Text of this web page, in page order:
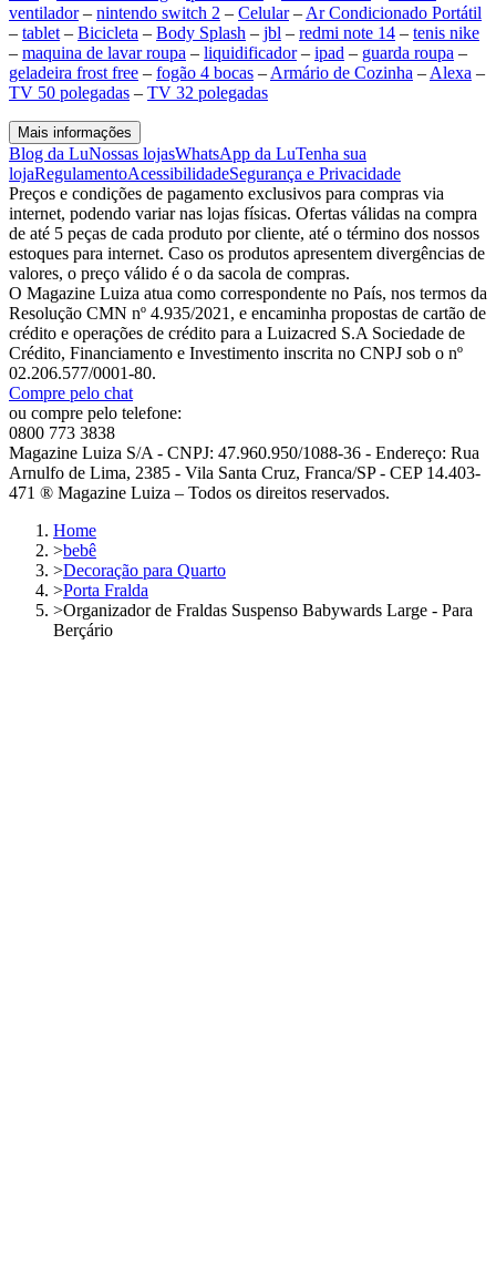
ventilador– nintendo switch 2 – Celular– Ar Condicionado Portátil
– tablet – Bicicleta – Body Splash – jbl – redmi note 14 – tenis nike
– maquina de lavar roupa – liquidificador– ipad – guarda roupa –
geladeira frost free – fogão 4 bocas – Armário de Cozinha – Alexa –
TV 50 polegadas – TV 32 polegadas
Mais informações
Blog da LuNossas lojasWhatsApp da LuTenha sua
lojaRegulamentoAcessibilidadeSegurança e Privacidade
Preços e condições de pagamento exclusivos para compras via
internet, podendo variar nas lojas físicas. Ofertas válidas na compra
de até 5 peças de cada produto por cliente, até o término dos nossos
estoques para internet. Caso os produtos apresentem divergências de
valores, o preço válido é o da sacola de compras.
O Magazine Luiza atua como correspondente no País, nos termos da
Resolução CMN nº 4.935/2021, e encaminha propostas de cartão de
crédito e operações de crédito para a Luizacred S.A Sociedade de
Crédito, Financiamento e Investimento inscrita no CNPJ sob o nº
02.206.577/0001-80.
Compre pelo chat
ou compre pelo telefone:
0800 773 3838
Magazine Luiza S/A - CNPJ: 47.960.950/1088-36 - Endereço: Rua
Arnulfo de Lima, 2385 - Vila Santa Cruz, Franca/SP - CEP 14.403-
471 ® Magazine Luiza – Todos os direitos reservados.
Home
>bebê
>Decoração para Quarto
>Porta Fralda
>Organizador de Fraldas Suspenso Babywards Large - Para
Berçário